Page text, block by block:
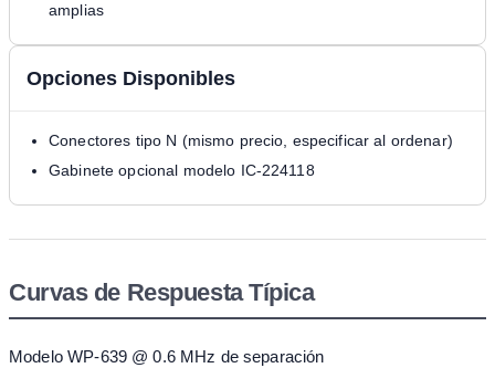
amplias
Opciones Disponibles
Conectores tipo N (mismo precio, especificar al ordenar)
Gabinete opcional modelo IC-224118
Curvas de Respuesta Típica
Modelo WP-639 @ 0.6 MHz de separación